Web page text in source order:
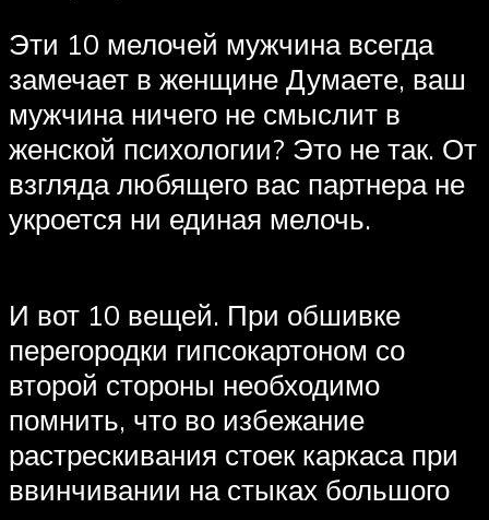
Эти 10 мелочей мужчина всегда
замечает в женщине Думаете, ваш
мужчина ничего не смыслит в
женской психологии? Это не так. От
взгляда любящего вас партнера не
укроется ни единая мелочь.
И вот 10 вещей. При обшивке
перегородки гипсокартоном со
второй стороны необходимо
помнить, что во избежание
растрескивания стоек каркаса при
ввинчивании на стыках большого